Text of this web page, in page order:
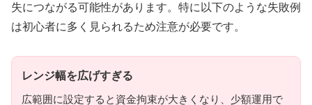
失につながる可能性があります。特に以下のような失敗例
は初心者に多く見られるため注意が必要です。
レンジ幅を広げすぎる
広範囲に設定すると資金拘束が大きくなり、少額運用で